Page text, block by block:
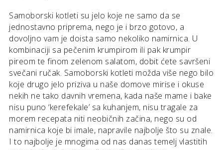
Samoborski kotleti su jelo koje ne samo da se
jednostavno priprema, nego je i brzo gotovo, a
dovoljno vam je doista samo nekoliko namirnica. U
kombinaciji sa pečenim krumpirom ili pak krumpir
pireom te finom zelenom salatom, dobit ćete savršeni
svečani ručak. Samoborski kotleti možda više nego bilo
koje drugo jelo priziva u naše domove mirise i okuse
nekih ne tako davnih vremena, kada naše mame i bake
nisu puno ‘kerefekale’ sa kuhanjem, nisu tragale za
morem recepata niti neobičnih začina, nego su od
namirnica koje bi imale, napravile najbolje što su znale.
I to najbolje je mnogima od nas danas temelj vlastitih